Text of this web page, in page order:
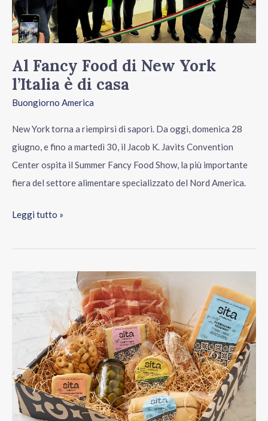
Al Fancy Food di New York
l’Italia è di casa
Buongiorno America
New York torna a riempirsi di sapori. Da oggi, domenica 28
giugno, e fino a martedì 30, il Jacob K. Javits Convention
Center ospita il Summer Fancy Food Show, la più importante
fiera del settore alimentare specializzato del Nord America.
di
casa
Leggi tutto »
al
la
sfida
globale